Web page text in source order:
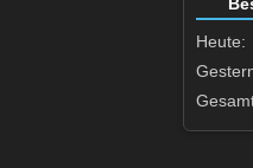
Heute: